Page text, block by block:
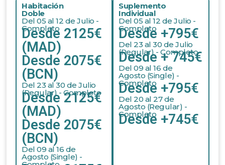
Habitación
Doble
Del 05 al 12 de Julio -
Completo
Desde 2125€
(MAD)
Desde 2075€
(BCN)
Del 23 al 30 de Julio
(Regular) - Completo
Desde 2125€
(MAD)
Desde 2075€
(BCN)
Del 09 al 16 de
Agosto (Single) -
Suplemento
Individual
Del 05 al 12 de Julio -
Completo
Desde +795€
Del 23 al 30 de Julio
(Regular) - Completo
Desde + 745€
Del 09 al 16 de
Agosto (Single) -
Completo
Desde +795€
Del 20 al 27 de
Agosto (Regular) -
Completo
Desde +745€